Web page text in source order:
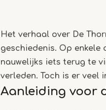
Het verhaal over De
geschiedenis. Op enkele
nauwelijks iets terug te
verleden. Toch is er veel
Aanleiding voor